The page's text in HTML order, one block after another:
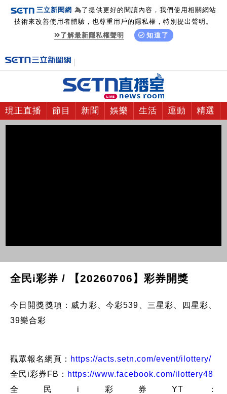
三立新聞網 為了提供更好的閱讀內容，我們使用相關網站
技術來改善使用者體驗，也尊重用戶的隱私權，特別提出聲明。
了解最新隱私權聲明
知道了
現正直播 節目 新聞 娛樂 生活 運動 精選
全民i彩券 / 【20260706】彩券開獎
今日開獎獎項：威力彩、今彩539、三星彩、四星彩、
39樂合彩
觀眾報名網頁： https://acts.setn.com/event/ilottery/
全民i彩券FB： https://www.facebook.com/ilottery48
全民i彩券YT：